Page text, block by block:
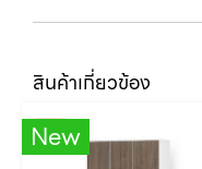
สินค้าเกี่ยวข้อง
New